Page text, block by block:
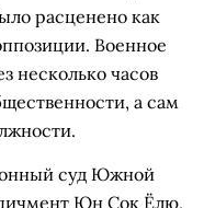
расценено как
Военное
несколько часов
а сам
суд Южной
Юн Сок Ёлю,